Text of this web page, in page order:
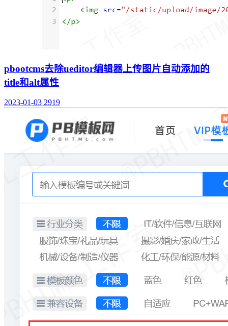
pbootcms去除ueditor编辑器上传图片自动添加的
title和alt属性
2023-01-03 2919